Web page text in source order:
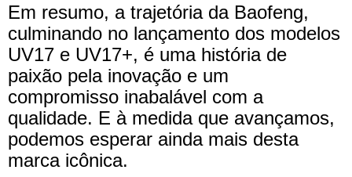
Em resumo, a trajetória da Baofeng,
culminando no lançamento dos modelos
UV17 e UV17+, é uma história de
paixão pela inovação e um
compromisso inabalável com a
qualidade. E à medida que avançamos,
podemos esperar ainda mais desta
marca icônica.